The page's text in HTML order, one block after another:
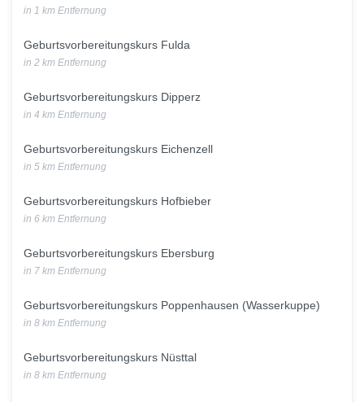
in 1 km Entfernung
Geburtsvorbereitungskurs Fulda
in 2 km Entfernung
Geburtsvorbereitungskurs Dipperz
in 4 km Entfernung
Geburtsvorbereitungskurs Eichenzell
in 5 km Entfernung
Geburtsvorbereitungskurs Hofbieber
in 6 km Entfernung
Geburtsvorbereitungskurs Ebersburg
in 7 km Entfernung
Geburtsvorbereitungskurs Poppenhausen (Wasserkuppe)
in 8 km Entfernung
Geburtsvorbereitungskurs Nüsttal
in 8 km Entfernung